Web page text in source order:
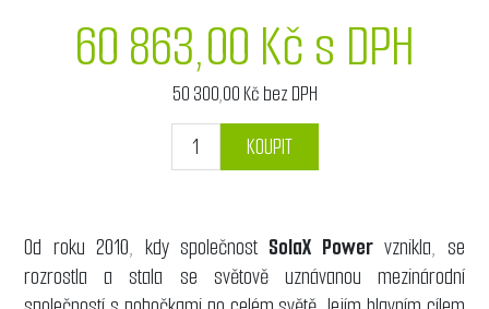
60 863,00 Kč s DPH
50 300,00 Kč bez DPH
KOUPIT
Od roku 2010, kdy společnost SolaX Powervznikla, se
rozrostla a stala se světově uznávanou mezinárodní